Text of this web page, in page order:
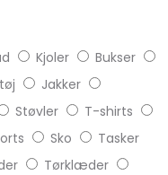
Kjoler
Bukser
Jakker
Støvler
T-shirts
Sko
Tasker
Tørklæder